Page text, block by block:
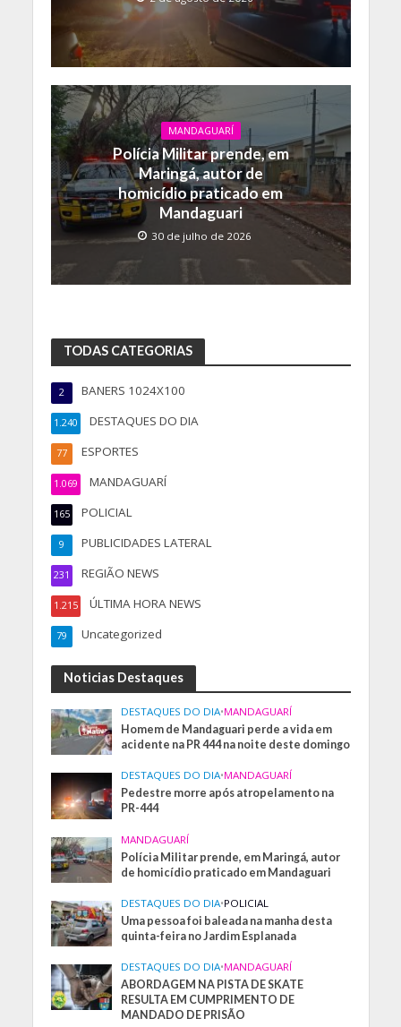
MANDAGUARÍ
Polícia Militar prende, em
Maringá, autor de
homicídio praticado em
Mandaguari
30 de julho de 2026
TODAS CATEGORIAS
BANERS 1024X100
2
DESTAQUES DO DIA
1.240
ESPORTES
77
MANDAGUARÍ
1.069
POLICIAL
165
PUBLICIDADES LATERAL
9
REGIÃO NEWS
231
ÚLTIMA HORA NEWS
1.215
Uncategorized
79
Noticias Destaques
DESTAQUES DO DIA•MANDAGUARÍ
Homem de Mandaguari perde a vida em
acidente na PR 444 na noite deste domingo
DESTAQUES DO DIA•MANDAGUARÍ
Pedestre morre após atropelamento na
PR-444
MANDAGUARÍ
Polícia Militar prende, em Maringá, autor
de homicídio praticado em Mandaguari
DESTAQUES DO DIA•POLICIAL
Uma pessoa foi baleada na manha desta
quinta-feira no Jardim Esplanada
DESTAQUES DO DIA•MANDAGUARÍ
ABORDAGEM NA PISTA DE SKATE
RESULTA EM CUMPRIMENTO DE
MANDADO DE PRISÃO